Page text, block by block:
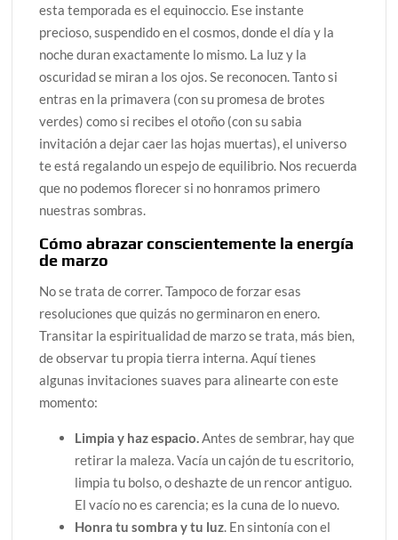
esta temporada es el equinoccio. Ese instante
precioso, suspendido en el cosmos, donde el día y la
noche duran exactamente lo mismo. La luz y la
oscuridad se miran a los ojos. Se reconocen. Tanto si
entras en la primavera (con su promesa de brotes
verdes) como si recibes el otoño (con su sabia
invitación a dejar caer las hojas muertas), el universo
te está regalando un espejo de equilibrio. Nos recuerda
que no podemos florecer si no honramos primero
nuestras sombras.
Cómo abrazar conscientemente la energía
de marzo
No se trata de correr. Tampoco de forzar esas
resoluciones que quizás no germinaron en enero.
Transitar la espiritualidad de marzo se trata, más bien,
de observar tu propia tierra interna. Aquí tienes
algunas invitaciones suaves para alinearte con este
momento:
Limpia y haz espacio.Antes de sembrar, hay que
retirar la maleza. Vacía un cajón de tu escritorio,
limpia tu bolso, o deshazte de un rencor antiguo.
El vacío no es carencia; es la cuna de lo nuevo.
Honra tu sombra y tu luz. En sintonía con el